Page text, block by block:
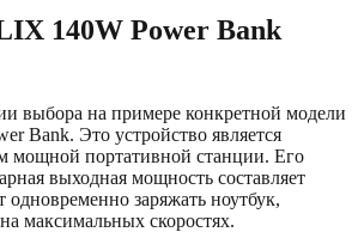
140W Power Bank
выбора на примере конкретной модели
Bank. Это устройство является
мощной портативной станции. Его
выходная мощность составляет
одновременно заряжать ноутбук,
максимальных скоростях.